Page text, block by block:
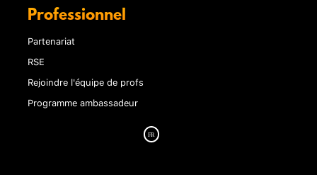
Professionnel
Partenariat
RSE
Rejoindre l'équipe de profs
Programme ambassadeur